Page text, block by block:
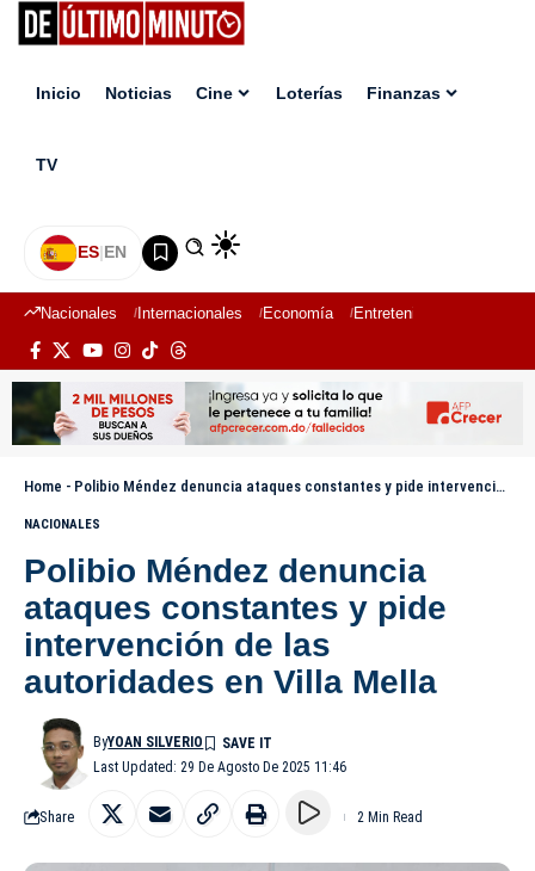
Inicio Noticias Cine Loterías Finanzas
TV
ES|EN
Nacionales Internacionales Economía Entretenimiento
Home - Polibio Méndez denuncia ataques constantes y pide intervención de las autoridades en Villa Mella
NACIONALES
Polibio Méndez denuncia
ataques constantes y pide
intervención de las
autoridades en Villa Mella
Last Updated: 29 De Agosto De 2025 11:46
ByYOAN SILVERIO
Share 2 Min Read